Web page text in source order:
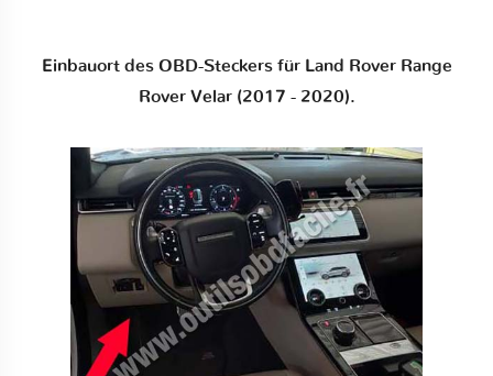
Einbauort des OBD-Steckers für Land Rover Range
Rover Velar (2017 - 2020).